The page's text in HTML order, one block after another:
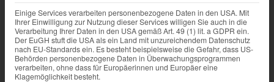
Einige Services verarbeiten personenbezogene Daten in den USA. Mit
Ihrer Einwilligung zur Nutzung dieser Services willigen Sie auch in die
Verarbeitung Ihrer Daten in den USA gemäß Art. 49 (1) lit. a GDPR ein.
Der EuGH stuft die USA als ein Land mit unzureichendem Datenschutz
nach EU-Standards ein. Es besteht beispielsweise die Gefahr, dass US-
Behörden personenbezogene Daten in Überwachungsprogrammen
verarbeiten, ohne dass für Europäerinnen und Europäer eine
Klagemöglichkeit besteht.